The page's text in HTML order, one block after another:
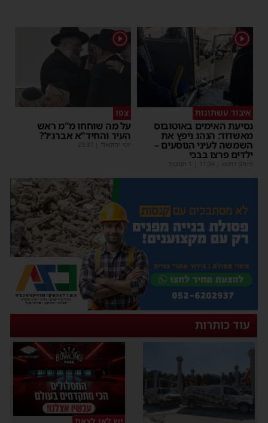
1
איבוד עשתונות
נסיעת האימים באוטובוס
מאשדוד: הנהג ניפץ את
השמשה לעיני הנוסעים –
ילדים פרצו בבכי
מנחם דויטש 11:34
1
צפו
על מה שוחחו מ"מ ראש
העיר והחיד"א אברג׳ל?
יוסי יחזקאלי 23:37
עוד כותרות
יש לאן לצאת